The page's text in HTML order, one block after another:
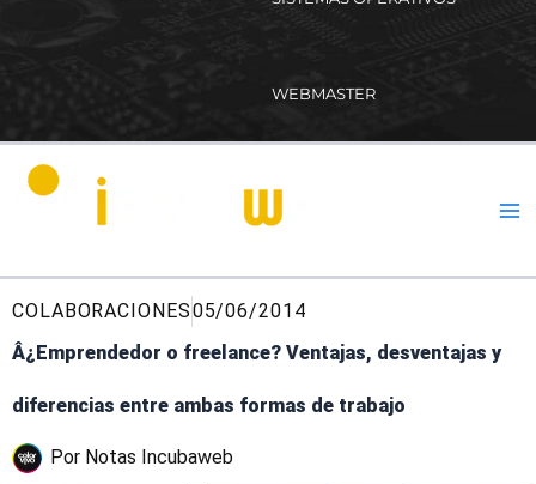
WEBMASTER
COLABORACIONES05/06/2014
Â¿Emprendedor o freelance? Ventajas, desventajas y
diferencias entre ambas formas de trabajo
Por Notas Incubaweb